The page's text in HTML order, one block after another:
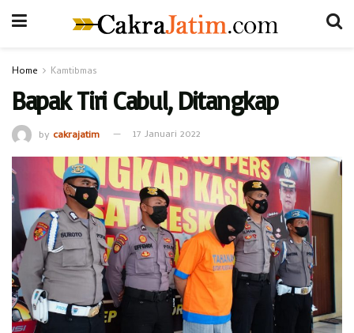
Home Kamtibmas
Bapak Tiri Cabul, Ditangkap
by cakrajatim 17 Januari 2022